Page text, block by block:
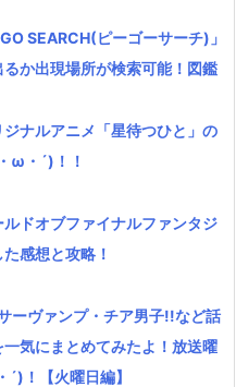
SEARCH(ピーゴーサーチ)」
か出現場所が検索可能！図鑑
ジナルアニメ「星待つひと」の
ω・´)！！
ルドオブファイナルファンタジ
感想と攻略！
ーヴァンプ・チア男子!!など話
気にまとめてみたよ！放送曜
！【火曜日編】